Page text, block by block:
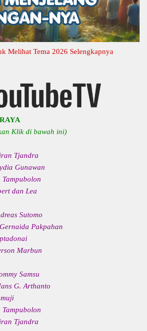
Tema 2026 Selengkapnya
Klik di bawah ini)
Tjandra
Gunawan
dan Lea
Sutomo
Pakpahan
Marbun
Samsu
G. Arthanto
Tjandra